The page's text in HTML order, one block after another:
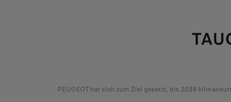
PEUGEOT hat sich zum Ziel gesetzt, bis 2038